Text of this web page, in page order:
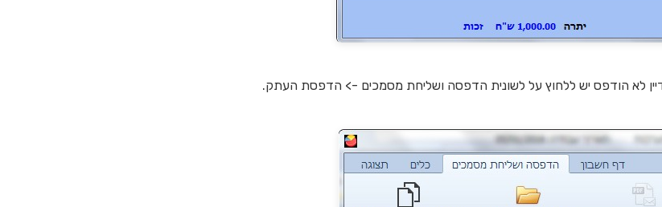
לא הודפס יש ללחוץ על לשונית הדפסה ושליחת מסמכים -> הדפסת העתק.